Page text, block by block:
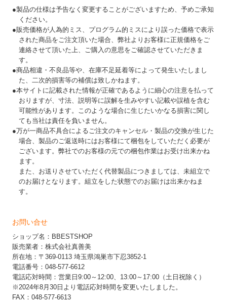
●製品の仕様は予告なく変更することがございますため、予めご承知
ください。
●販売価格が人為的ミス、プログラム的ミスにより誤った価格で表示
された商品をご注文頂いた場合、弊社よりお客様に正規価格をご
連絡させて頂いた上、ご購入の意思をご確認させていただきま
す。
●商品相違・不良品等や、在庫不足延着等によって発生いたしまし
た、二次的損害等の補償は致しかねます。
●本サイトに記載された情報が正確であるように細心の注意を払って
おりますが、寸法、説明等に誤解を生みやすい記載や誤植を含む
可能性があります。このような場合に生じたいかなる損害に関し
ても当社は責任を負いません。
●万が一商品不具合によるご注文のキャンセル・製品の交換が生じた
場合、製品のご返送時にはお客様にて梱包をしていただく必要が
ございます。弊社でのお客様の元での梱包作業はお受け出来かね
ます。
また、お送りさせていただく代替製品につきましては、未組立で
のお届けとなります。組立をした状態でのお届けは出来かねま
す。
お問い合せ
ショップ名：BBESTSHOP
販売業者：株式会社真善美
所在地：〒369-0113 埼玉県鴻巣市下忍3852-1
電話番号：048-577-6612
電話応対時間：営業日9:00～12:00、13:00～17:00（土日祝除く）
※2024年8月30日より電話応対時間を変更いたしました。
FAX：048-577-6613